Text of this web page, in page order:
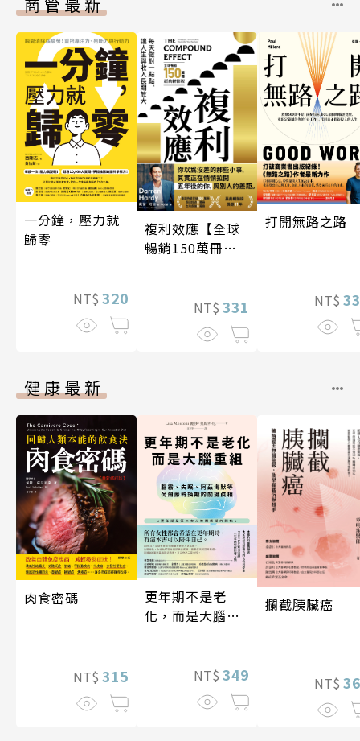
一分鐘，壓力就
歸零
NT$ 320
複利效應【全球
暢銷150萬冊・
NT$ 331
打開無路之路
NT$
健康最新
肉食密碼
NT$ 315
更年期不是老
化，而是大腦重
NT$ 349
攔截胰臟癌
NT$